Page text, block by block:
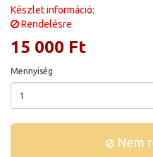
Készlet információ:
Rendelésre
15 000 Ft
Mennyiség
Nem